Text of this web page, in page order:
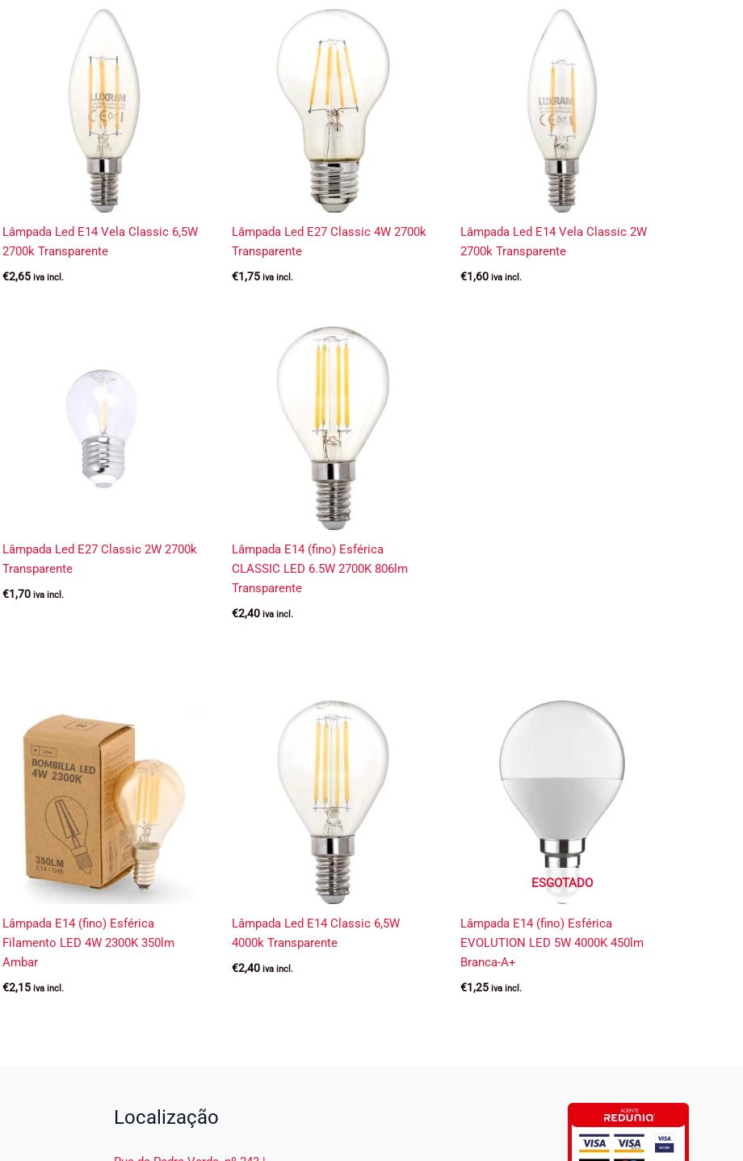
Lâmpada Led E14 Vela Classic 6,5W
2700k Transparente
€2,65 iva incl.
Lâmpada Led E27 Classic 4W 2700k
Transparente
€1,75 iva incl.
Lâmpada Led E14 Vela Classic 2W
2700k Transparente
€1,60 iva incl.
Lâmpada Led E27 Classic 2W 2700k
Transparente
€1,70 iva incl.
Lâmpada E14 (fino) Esférica
CLASSIC LED 6.5W 2700K 806lm
Transparente
€2,40 iva incl.
Lâmpada E14 (fino) Esférica
Filamento LED 4W 2300K 350lm
Ambar
€2,15 iva incl.
Lâmpada Led E14 Classic 6,5W
4000k Transparente
€2,40 iva incl.
ESGOTADO
Lâmpada E14 (fino) Esférica
EVOLUTION LED 5W 4000K 450lm
Branca-A+
€1,25 iva incl.
Localização